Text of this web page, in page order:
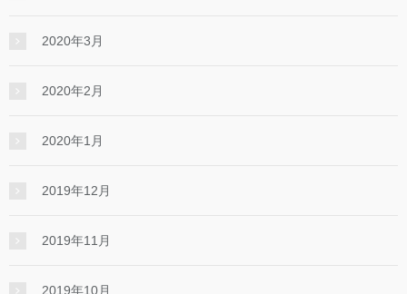
2020年3月
2020年2月
2020年1月
2019年12月
2019年11月
2019年10月